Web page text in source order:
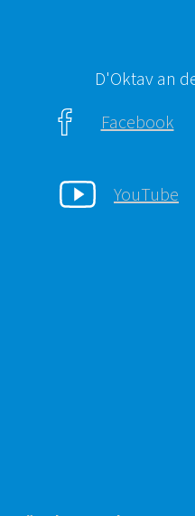
D'Oktav an
Facebook
YouTube